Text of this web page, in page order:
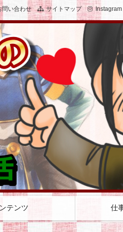
問い合わせ サイトマップ Instagram
かしな生活
す
さんち】
様の様子】
ム・遊び】
エット編】
編】
編】
記】
のゆかいな同僚たち】
テンツ 仕
アフィリエイ
WordPress(
テーマ・テン
SIRIUS(シリ
無料ブログ
ASP・広告
ウェブサー
ソフト・ツー
お得情報や